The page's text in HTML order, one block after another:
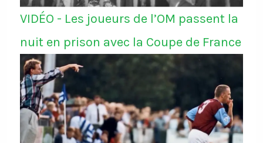
VIDÉO - Les joueurs de l’OM passent la
nuit en prison avec la Coupe de France